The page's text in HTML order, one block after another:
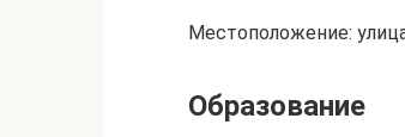
Местоположение:
Образование